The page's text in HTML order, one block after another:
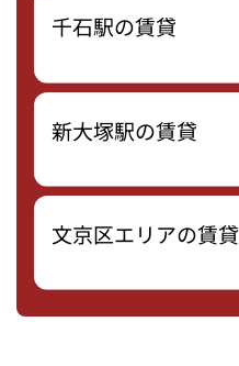
千石駅の賃貸
新大塚駅の賃貸
文京区エリアの賃貸